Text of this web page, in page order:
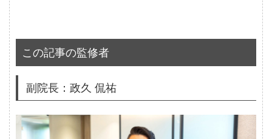
この記事の監修者
副院長：政久 侃祐